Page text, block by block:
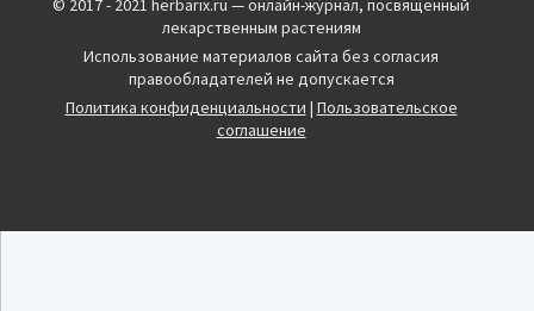
© 2017 - 2021 herbarix.ru — онлайн-журнал, посвященный
лекарственным растениям
Использование материалов сайта без согласия
правообладателей не допускается
Политика конфиденциальности | Пользовательское
соглашение